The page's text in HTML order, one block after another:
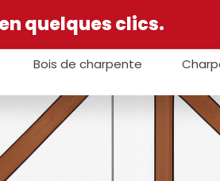
quelques clics.
Bois de charpente